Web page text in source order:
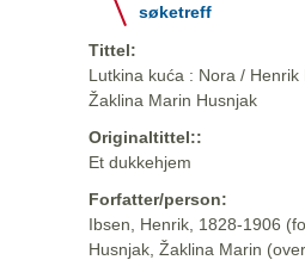
søketreff
Tittel:
Lutkina kuća : Nora / Henrik
Žaklina Marin Husnjak
Originaltittel::
Et dukkehjem
Forfatter/person:
Ibsen, Henrik, 1828-1906
Husnjak, Žaklina Marin